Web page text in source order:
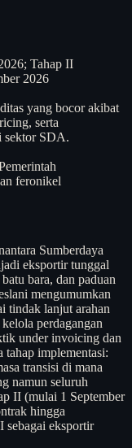
Tahap II
2026
yang bocor akibat
serta
sektor SDA.
feronikel
Sumberdaya
eksportir tunggal
bara, dan paduan
mengumumkan
tindak lanjut arahan
perdagangan
under invoicing dan
tahap implementasi:
transisi di mana
namun seluruh
II (mulai 1 September
hingga
sebagai eksportir